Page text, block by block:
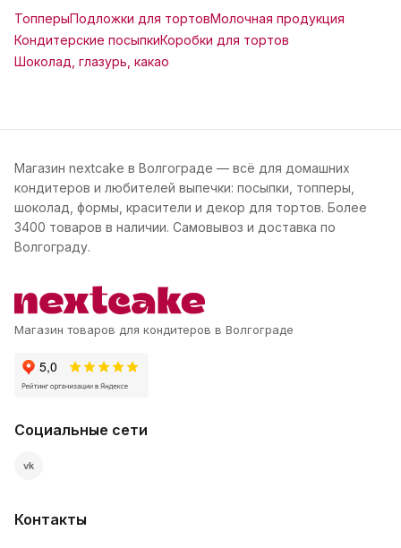
ТопперыПодложки для тортовМолочная продукция
Кондитерские посыпкиКоробки для тортов
Шоколад, глазурь, какао
Магазин nextcake в Волгограде — всё для домашних
кондитеров и любителей выпечки: посыпки, топперы,
шоколад, формы, красители и декор для тортов. Более
3400 товаров в наличии. Самовывоз и доставка по
Волгограду.
Магазин товаров для кондитеров в Волгограде
Социальные сети
vk
Контакты